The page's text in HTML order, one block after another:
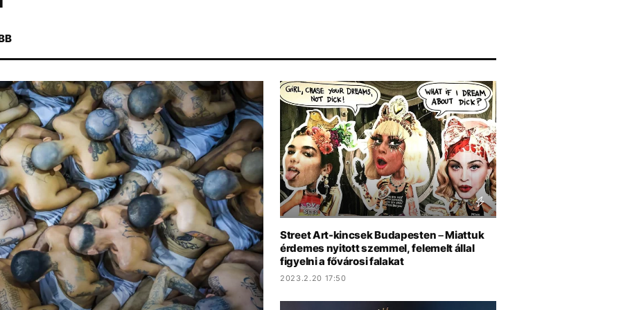
Street Art-kincsek Budapesten – Miattuk
érdemes nyitott szemmel, felemelt állal
figyelni a fővárosi falakat
2023.2.20 17:50